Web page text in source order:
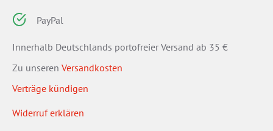
PayPal
Innerhalb Deutschlands portofreier Versand ab 35 €
Zu unseren Versandkosten
Verträge kündigen
Widerruf erklären